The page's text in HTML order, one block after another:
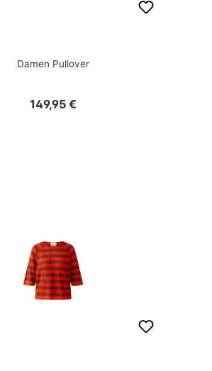
Damen Pullover
Regulärer Preis:
149,95 €